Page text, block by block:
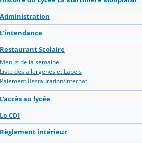
Administration
L'intendance
Restaurant Scolaire
Menus de la semaine
Liste des allergènes et Labels
Paiement Restauration/Internat
L'accès au lycée
Le CDI
Règlement intérieur